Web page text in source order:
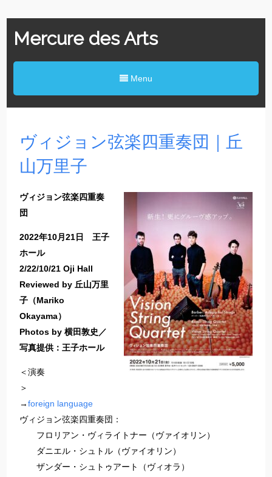
Mercure des Arts
Menu
ヴィジョン弦楽四重奏団｜丘
山万里子
ヴィジョン弦楽四重奏
団
2022年10月21日 王子
ホール
2/22/10/21 Oji Hall
Reviewed by 丘山万里
子（Mariko
Okayama）
Photos by 横田敦史／
写真提供：王子ホール
＜演奏
＞
→foreign language
ヴィジョン弦楽四重奏団：
フロリアン・ヴィライトナー（ヴァイオリン）
ダニエル・シュトル（ヴァイオリン）
ザンダー・シュトゥアート（ヴィオラ）